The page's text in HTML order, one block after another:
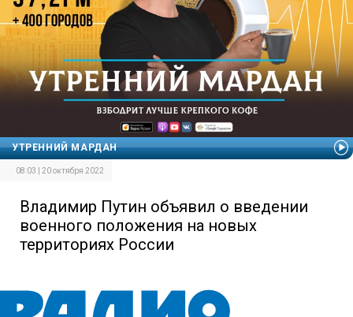
УТРЕННИЙ МАРДАН
08:03 | 20 октября 2022
Владимир Путин объявил о введении
военного положения на новых
территориях России